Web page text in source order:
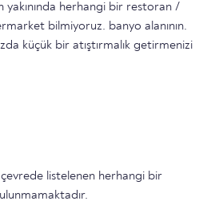
yakınında herhangi bir restoran /
bilmiyoruz. banyo alanının.
küçük bir atıştırmalık getirmenizi
çevrede listelenen herhangi bir